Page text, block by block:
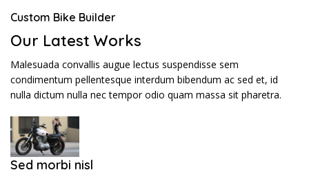
Custom Bike Builder
Our Latest Works
Malesuada convallis augue lectus suspendisse sem
condimentum pellentesque interdum bibendum ac sed et, id
nulla dictum nulla nec tempor odio quam massa sit pharetra.
Sed morbi nisl